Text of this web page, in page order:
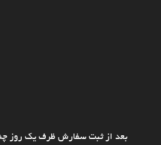
بعد از ثبت سفارش ظرف یک روز